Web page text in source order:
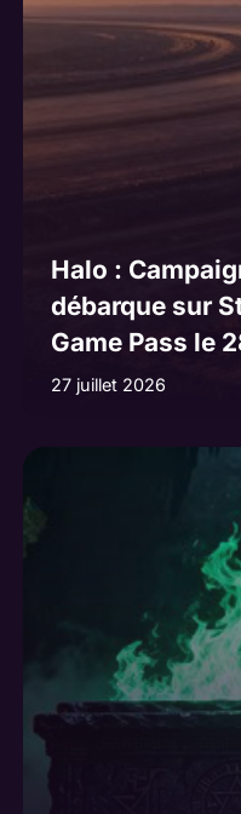
Halo :
débarque sur
Game Pass le
27 juillet 2026